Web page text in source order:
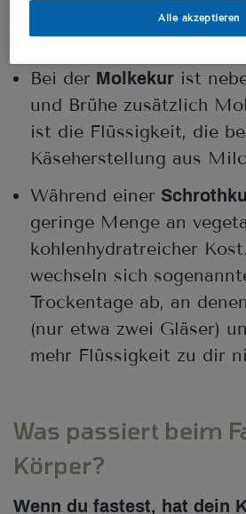
normal. In der Regel
Frühstück oder
Bei der Molkekur ist
und Brühe zusätzlich
ist die Flüssigkeit, die
Käseherstellung aus
Während einer
geringe Menge an
kohlenhydratreicher
wechseln sich
Trockentage ab, an
(nur etwa zwei Gläser)
mehr Flüssigkeit zu dir
Was passiert beim
Körper?
Wenn du fastest, hat dein
Alle akzeptieren